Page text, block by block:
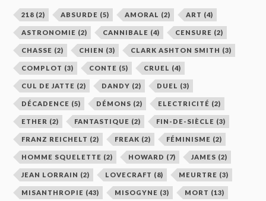
218 (2) ABSURDE (5) AMORAL (2) ART (4)
ASTRONOMIE (2) CANNIBALE (4) CENSURE (2)
CHASSE (2) CHIEN (3) CLARK ASHTON SMITH (3)
COMPLOT (3) CONTE (5) CRUEL (4)
CUL DE JATTE (2) DANDY (2) DUEL (3)
DÉCADENCE (5) DÉMONS (2) ELECTRICITÉ (2)
ETHER (2) FANTASTIQUE (2) FIN-DE-SIÈCLE (3)
FRANZ REICHELT (2) FREAK (2) FÉMINISME (2)
HOMME SQUELETTE (2) HOWARD (7) JAMES (2)
JEAN LORRAIN (2) LOVECRAFT (8) MEURTRE (3)
MISANTHROPIE (43) MISOGYNE (3) MORT (13)